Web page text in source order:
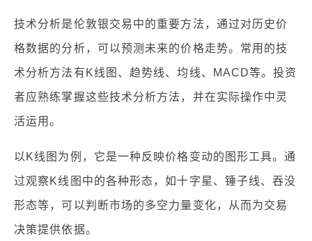
技术分析是伦敦银交易中的重要方法，通过对历史价
格数据的分析，可以预测未来的价格走势。常用的技
术分析方法有K线图、趋势线、均线、MACD等。投资
者应熟练掌握这些技术分析方法，并在实际操作中灵
活运用。
以K线图为例，它是一种反映价格变动的图形工具。通
过观察K线图中的各种形态，如十字星、锤子线、吞没
形态等，可以判断市场的多空力量变化，从而为交易
决策提供依据。